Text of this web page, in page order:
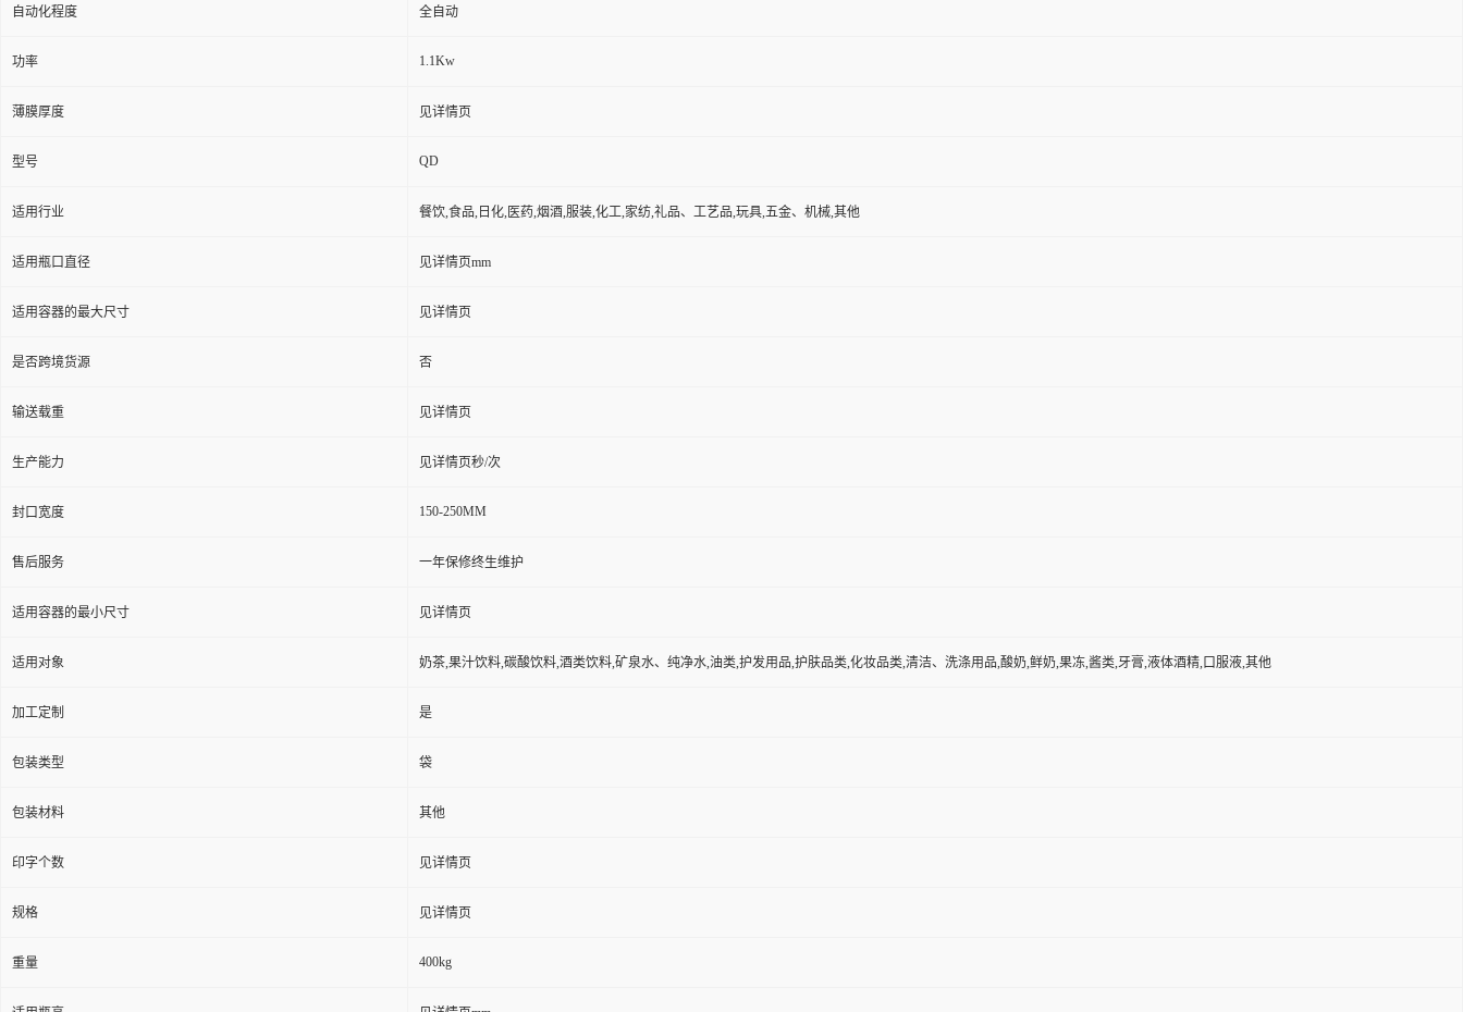
自动化程度 全自动
功率 1.1Kw
薄膜厚度 见详情页
型号 QD
适用行业 餐饮,食品,日化,医药,烟酒,服装,化工,家纺,礼品、工艺品,玩具,五金、机械,其他
适用瓶口直径 见详情页mm
适用容器的最大尺寸 见详情页
是否跨境货源 否
输送载重 见详情页
生产能力 见详情页秒/次
封口宽度 150-250MM
售后服务 一年保修终生维护
适用容器的最小尺寸 见详情页
适用对象 奶茶,果汁饮料,碳酸饮料,酒类饮料,矿泉水、纯净水,油类,护发用品,护肤品类,化妆品类,清洁、洗涤用品,酸奶,鲜奶,果冻,酱类,牙膏,液体酒精,口服液,其他
加工定制 是
包装类型 袋
包装材料 其他
印字个数 见详情页
规格 见详情页
重量 400kg